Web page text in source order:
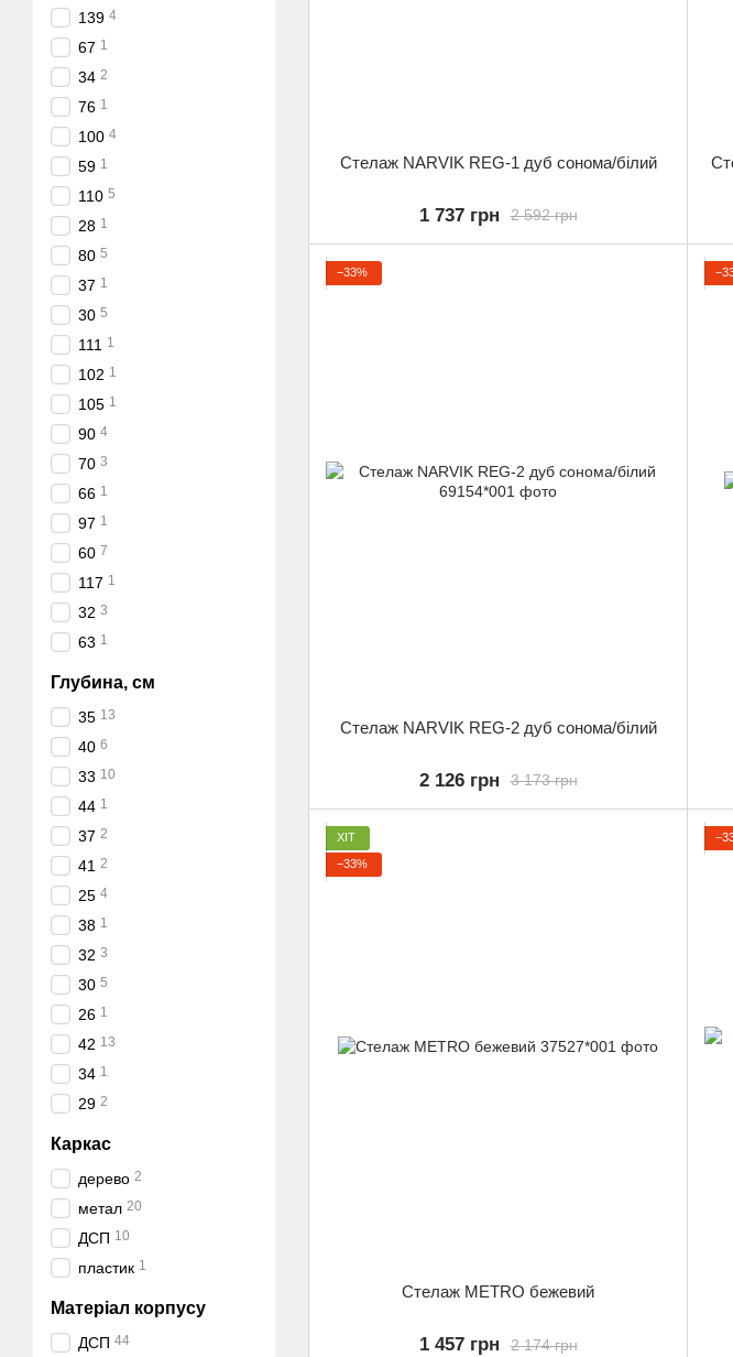
Стелаж NARVIK REG-1 дуб сонома/білий
2 592 грн
1 737 грн
−33%
Стелаж NARVIK REG-2 дуб сонома/білий
3 173 грн
2 126 грн
ХІТ
−33%
Стелаж METRO бежевий
2 174 грн
1 457 грн
139 4
67 1
34 2
76 1
100 4
59 1
110 5
28 1
80 5
37 1
30 5
111 1
102 1
105 1
90 4
70 3
66 1
97 1
60 7
117 1
32 3
63 1
Глубина, см
35 13
40 6
33 10
44 1
37 2
41 2
25 4
38 1
32 3
30 5
26 1
42 13
34 1
29 2
Каркас
дерево 2
метал 20
ДСП 10
пластик 1
Матеріал корпусу
ДСП 44